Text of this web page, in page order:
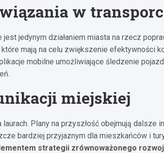
w
jedynym działaniem miasta na rzecz
mają na celu zwiększenie efektywności
mobilne umożliwiające śledzenie
miejskiej
Plany na przyszłość obejmują dalsze
bardziej przyjaznym dla mieszkańców i
strategii zrównoważonego